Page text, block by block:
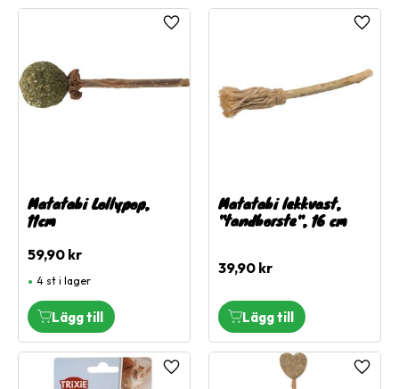
Matatabi Lollypop,
11cm
59,90 kr
Lägg till i favoriter
4 st i lager
Matatabi lekkvast,
"tandborste", 16 cm
39,90 kr
Lägg
Lägg till i favoriter Lägg